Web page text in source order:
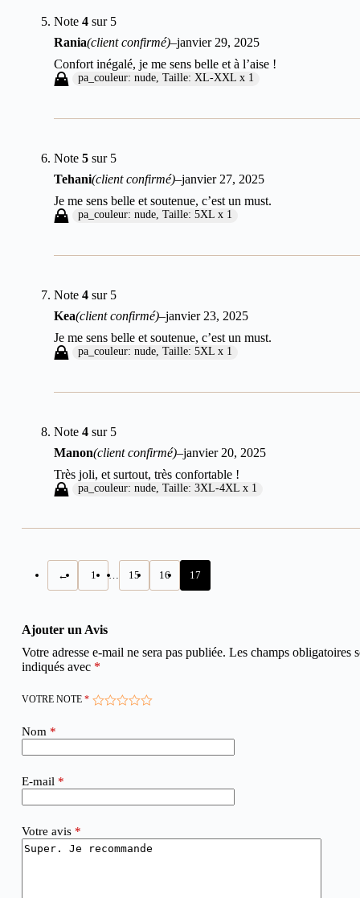
Note 4sur 5
Rania(client confirmé)–janvier 29, 2025
Confort inégalé, je me sens belle et à l’aise !
pa_couleur: nude, Taille: XL-XXL x 1
Note 5sur 5
Tehani(client confirmé)–janvier 27, 2025
Je me sens belle et soutenue, c’est un must.
pa_couleur: nude, Taille: 5XL x 1
Note 4sur 5
Kea(client confirmé)–janvier 23, 2025
Je me sens belle et soutenue, c’est un must.
pa_couleur: nude, Taille: 5XL x 1
Note 4sur 5
Manon(client confirmé)–janvier 20, 2025
Très joli, et surtout, très confortable !
pa_couleur: nude, Taille: 3XL-4XL x 1
← 1 … 15 16 17
Ajouter un Avis
Votre adresse e-mail ne sera pas publiée. Les champs obligatoires
indiqués avec *
VOTRE NOTE *
Nom*
E-mail*
Votre avis *